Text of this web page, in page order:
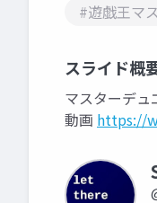
#遊戯王マ
スライド概
マスターデュ
動画 https://